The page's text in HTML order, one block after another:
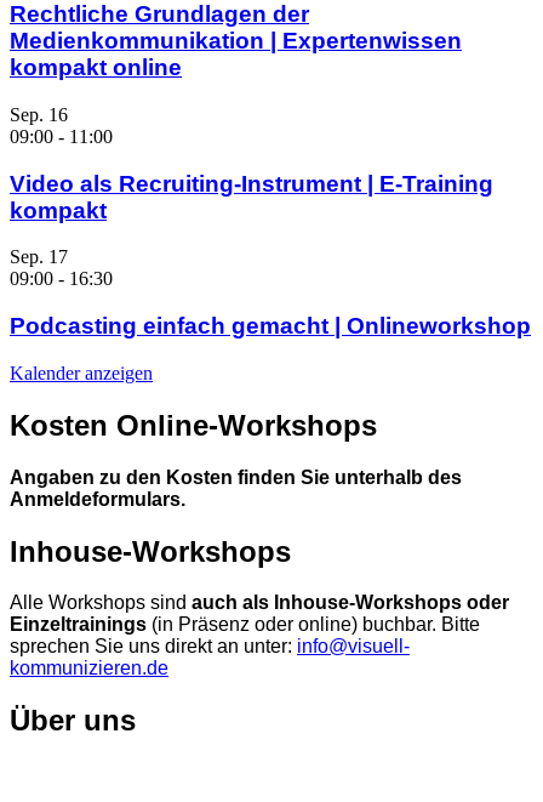
Rechtliche Grundlagen der
Medienkommunikation | Expertenwissen
kompakt online
Sep. 16
09:00 - 11:00
Video als Recruiting-Instrument | E-Training
kompakt
Sep. 17
09:00 - 16:30
Podcasting einfach gemacht | Onlineworkshop
Kalender anzeigen
Kosten Online-Workshops
Angaben zu den Kosten finden Sie unterhalb des
Anmeldeformulars.
Inhouse-Workshops
Alle Workshops sind auch als Inhouse-Workshops oder
Einzeltrainings (in Präsenz oder online) buchbar. Bitte
sprechen Sie uns direkt an unter: info@visuell-
kommunizieren.de
Über uns